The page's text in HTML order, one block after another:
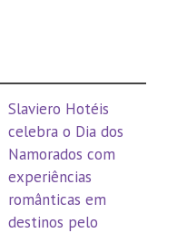
Slaviero Hotéis
celebra o Dia dos
Namorados com
experiências
românticas em
destinos pelo